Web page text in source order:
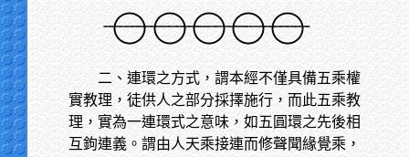
二、連環之方式，謂本經不僅具備五乘權
實教理，徒供人之部分採擇施行，而此五乘教
理，實為一連環式之意味，如五圓環之先後相
互鉤連義。謂由人天乘接連而修聲聞緣覺乘，